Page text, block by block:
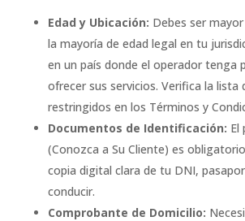
Edad y Ubicación: Debes ser
la mayoría de edad legal en tu
en un país donde el operador tenga
ofrecer sus servicios. Verifica la lista
restringidos en los Términos y
Documentos de Identificación: El
(Conozca a Su Cliente) es
copia digital clara de tu DNI,
conducir.
Comprobante de Domicilio: